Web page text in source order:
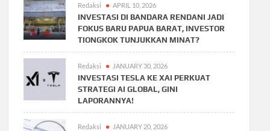
Redaksi APRIL 10, 2026
INVESTASI DI BANDARA RENDANI JADI
FOKUS BARU PAPUA BARAT, INVESTOR
TIONGKOK TUNJUKKAN MINAT?
Redaksi JANUARY 30, 2026
INVESTASI TESLA KE XAI PERKUAT
STRATEGI AI GLOBAL, GINI
LAPORANNYA!
Redaksi JANUARY 20, 2026